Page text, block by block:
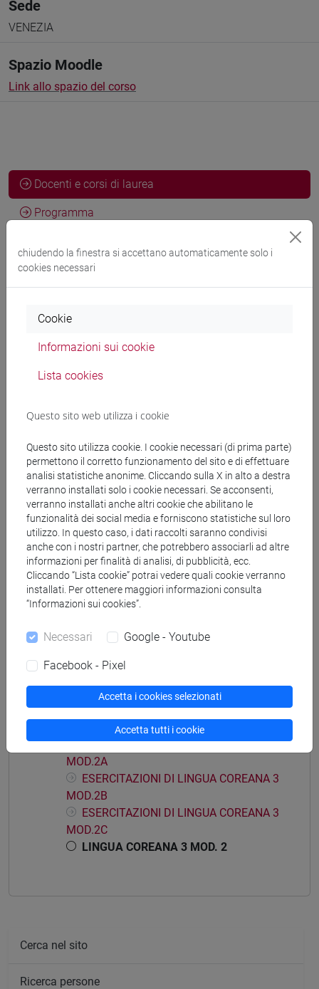
Sede
VENEZIA
Spazio Moodle
Link allo spazio del corso
Docenti e corsi di laurea
Programma
Docenti
KANG Soon Haeng
Corsi di studio e percorsi
[LT40] LINGUE, CULTURE E SOCIETÀ DELL'ASIA
E DELL'AFRICA MEDITERRANEA - Laurea
corea /corea/ corea
Mutua da
Struttura generale dell'insegnamento
LINGUA COREANA 3 MOD. 2
ESERCITAZIONI DI LINGUA COREANA 3
MOD.2A
ESERCITAZIONI DI LINGUA COREANA 3
MOD.2B
ESERCITAZIONI DI LINGUA COREANA 3
MOD.2C
LINGUA COREANA 3 MOD. 2
Cerca nel sito
Ricerca persone
chiudendo la finestra si accettano automaticamente solo i
cookies necessari
Cookie
Informazioni sui cookie
Lista cookies
Questo sito web utilizza i cookie
Questo sito utilizza cookie. I cookie necessari (di prima parte)
permettono il corretto funzionamento del sito e di effettuare
analisi statistiche anonime. Cliccando sulla X in alto a destra
verranno installati solo i cookie necessari. Se acconsenti,
verranno installati anche altri cookie che abilitano le
funzionalità dei social media e forniscono statistiche sul loro
utilizzo. In questo caso, i dati raccolti saranno condivisi
anche con i nostri partner, che potrebbero associarli ad altre
informazioni per finalità di analisi, di pubblicità, ecc.
Cliccando “Lista cookie” potrai vedere quali cookie verranno
installati. Per ottenere maggiori informazioni consulta
“Informazioni sui cookies”.
Necessari Google - Youtube
Facebook - Pixel
Accetta i cookies selezionati
Accetta tutti i cookie